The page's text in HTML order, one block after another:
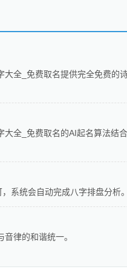
全_免费取名提供完全免费的
全_免费取名的AI起名算法结
系统会自动完成八字排盘分析。
律的和谐统一。